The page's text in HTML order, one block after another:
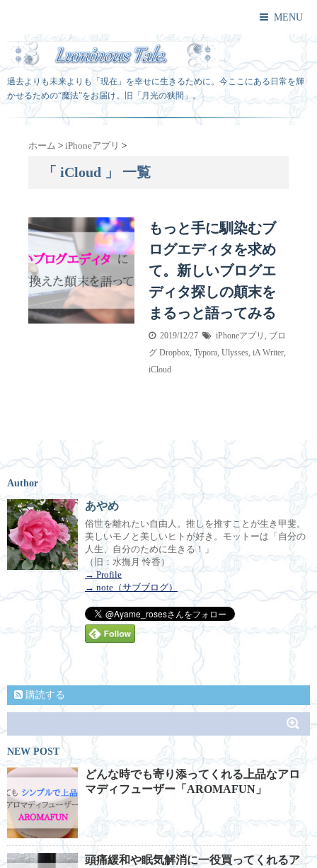
MENU
過去よりも未来よりも「現在」を幸せに生きるために。今ここにある日常を輝
かせるための“魔法”をお届け。旧「月光の狭間」。
ホーム > iPhoneアプリ >
「 iCloud 」 一覧
もっと手に馴染むブ
ログエディタを求め
て。新しいブログエ
ディタ探しの顛末を
まるっと語ってみる
2019/12/27 iPhoneアプリ , ブロ
グ Dropbox, Typora, Ulysses, iA Writer,
iCloud
Author
あやめ
俗世を離れたい自由人。推しを推すことが生き甲斐。
美しいモノと美しいヒトが好き。モットーは「自分の
人生、自分のために生きる！」
（旧：水撫月 怜香）
→ Profile
→ note（サブブログ）
購読する
NEW POST
どんな時でも寄り添ってくれる上品なアロ
マディフューザー「AROMAFUN」
頭痛緩和や眠気解消に一役買ってくれるア